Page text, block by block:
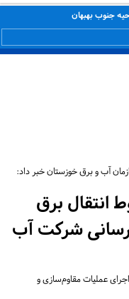
جنوب بهبهان
آب و برق خوزستان خبر داد:
برق
آبرسانی شرکت آب
عملیات مقاوم‌سازی و